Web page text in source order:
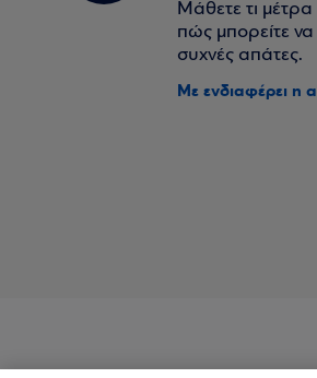
Μάθετε τι
πώς μπορείτε να
συχνές απάτες.
Με ενδιαφέρει η